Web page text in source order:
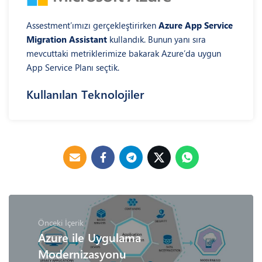
Kullanılan Teknolojiler
Assestment’ımızı gerçekleştirirken Azure App Service
Migration Assistant kullandık. Bunun yanı sıra
mevcuttaki metriklerimize bakarak Azure’da uygun
App Service Planı seçtik.
Önceki İçerik
Azure ile Uygulama
Modernizasyonu